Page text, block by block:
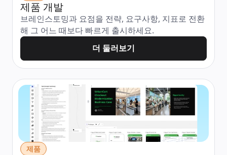
제품 개발
브레인스토밍과 요점을 전략, 요구사항, 지표로 전환
해 그 어느 때보다 빠르게 출시하세요.
더 둘러보기
제품